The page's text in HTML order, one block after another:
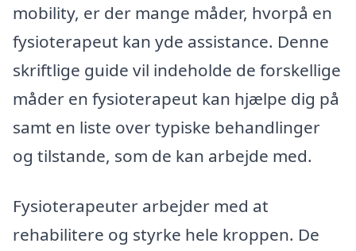
mobility, er der mange måder, hvorpå en
fysioterapeut kan yde assistance. Denne
skriftlige guide vil indeholde de forskellige
måder en fysioterapeut kan hjælpe dig på
samt en liste over typiske behandlinger
og tilstande, som de kan arbejde med.
Fysioterapeuter arbejder med at
rehabilitere og styrke hele kroppen. De